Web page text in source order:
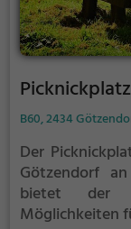
B60, 2434
Der
Götzendorf
bietet der
Möglichkeiten